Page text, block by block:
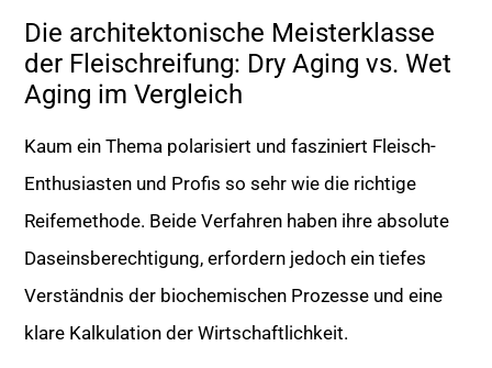
Die architektonische Meisterklasse
der Fleischreifung: Dry Aging vs. Wet
Aging im Vergleich
Kaum ein Thema polarisiert und fasziniert Fleisch-
Enthusiasten und Profis so sehr wie die richtige
Reifemethode. Beide Verfahren haben ihre absolute
Daseinsberechtigung, erfordern jedoch ein tiefes
Verständnis der biochemischen Prozesse und eine
klare Kalkulation der Wirtschaftlichkeit.